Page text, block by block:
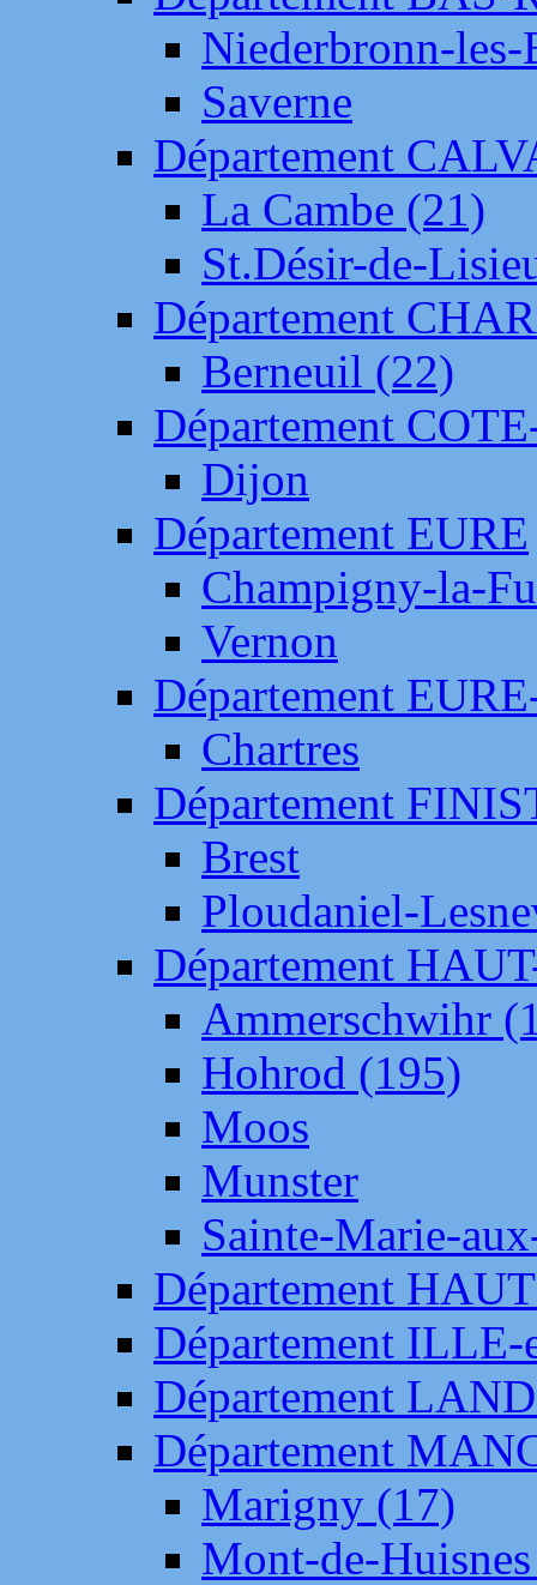
Niederbronn-
Saverne
Département
La Cambe (21)
St.Désir-de-
Département
Berneuil (22)
Département
Dijon
Département EURE
Champigny-la-
Vernon
Département
Chartres
Département
Brest
Ploudaniel-
Département
Ammerschwihr
Hohrod (195)
Moos
Munster
Sainte-Marie-
Département
Département
Département
Département
Marigny (17)
Mont-de-